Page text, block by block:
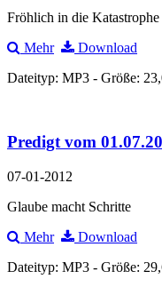
Fröhlich in die
Mehr
Download
Dateityp: MP3 - Größe:
Predigt vom
07-01-2012
Glaube macht Schritte
Mehr
Download
Dateityp: MP3 - Größe: